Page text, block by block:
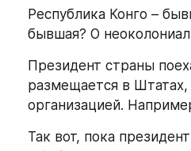
Республика Конго –
бывшая? О
Президент страны
размещается в Штатах,
организацией.
Так вот, пока